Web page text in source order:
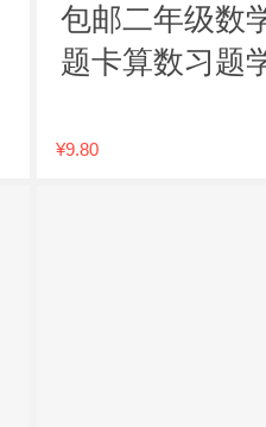
包邮二年级数
题卡算数习题
¥9.80